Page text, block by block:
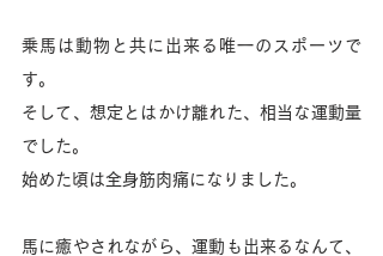
乗馬は動物と共に出来る唯一のスポーツで
す。
そして、想定とはかけ離れた、相当な運動量
でした。
始めた頃は全身筋肉痛になりました。
馬に癒やされながら、運動も出来るなんて、